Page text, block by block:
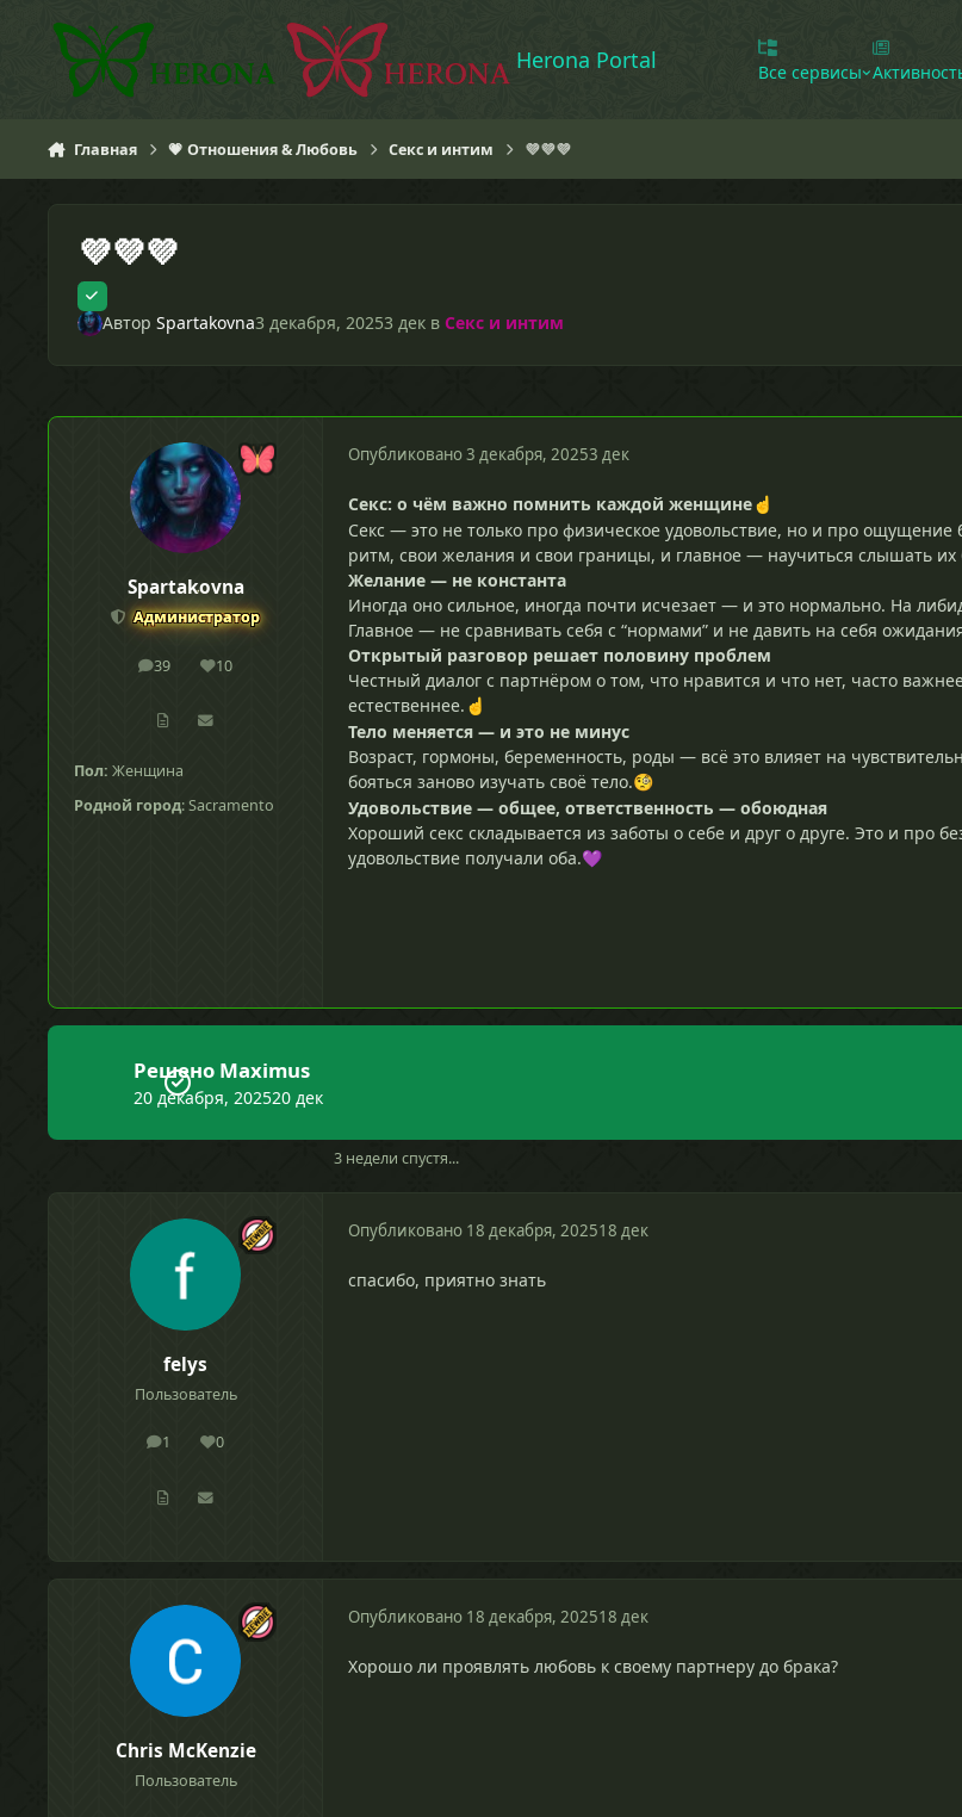
Herona Portal Все сервисы
Главная 💗 Отношения & Любовь Секс и интим 💜💜💜
💜💜💜
Автор Spartakovna3 декабря, 20253 декв Секс и интим
Spartakovna
Администратор
39
сообщения
10
Репутация
Пол: Женщина
Родной город: Sacramento
Опубликовано3 декабря, 20253 дек
Секс: о чём важно помнить каждой женщине☝
Секс — это не только про физическое удовольствие, но и про
ритм, свои желания и свои границы, и главное — научиться слышать их
Желание — не константа
Иногда оно сильное, иногда почти исчезает — и это нормально. На
Главное — не сравнивать себя с “нормами” и не давить на себя
Открытый разговор решает половину проблем
Честный диалог с партнёром о том, что нравится и что нет, часто
естественнее. ☝
Тело меняется — и это не минус
Возраст, гормоны, беременность, роды — всё это влияет на
бояться заново изучать своё тело.🧐
Удовольствие — общее, ответственность — обоюдная
Хороший секс складывается из заботы о себе и друг о друге. Это и про
удовольствие получали оба.💜
Решено Maximus
20 декабря, 202520 дек
3 недели спустя...
felys
Пользователь
1
сообщения
0
Репутация
Опубликовано 18 декабря, 202518 дек
спасибо, приятно знать
Chris McKenzie
Пользователь
Опубликовано 18 декабря, 202518 дек
Хорошо ли проявлять любовь к своему партнеру до брака?